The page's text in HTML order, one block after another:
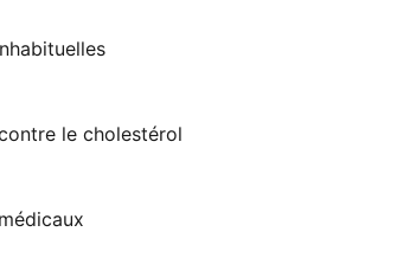
le cholestérol